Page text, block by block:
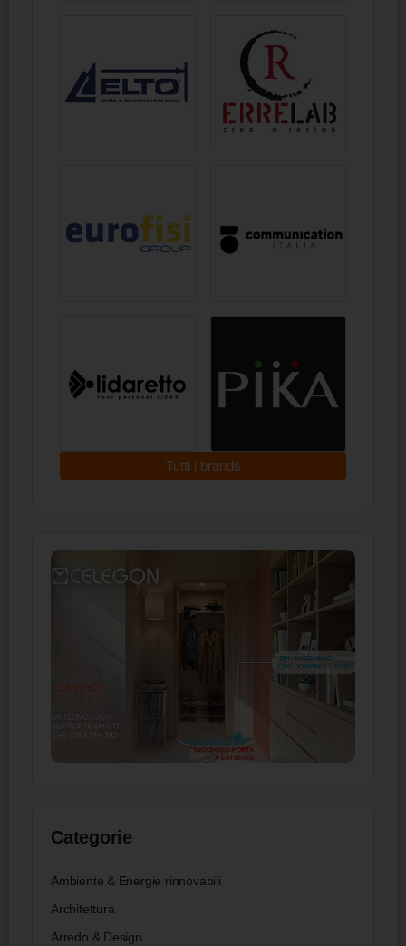
Tutti i brands
Categorie
Ambiente & Energie rinnovabili
Architettura
Arredo & Design